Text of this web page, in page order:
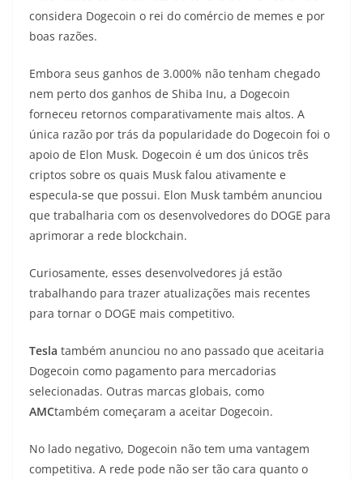
considera Dogecoin o rei do comércio de memes e por
boas razões.
Embora seus ganhos de 3.000% não tenham chegado
nem perto dos ganhos de Shiba Inu, a Dogecoin
forneceu retornos comparativamente mais altos. A
única razão por trás da popularidade do Dogecoin foi o
apoio de Elon Musk. Dogecoin é um dos únicos três
criptos sobre os quais Musk falou ativamente e
especula-se que possui. Elon Musk também anunciou
que trabalharia com os desenvolvedores do DOGE para
aprimorar a rede blockchain.
Curiosamente, esses desenvolvedores já estão
trabalhando para trazer atualizações mais recentes
para tornar o DOGE mais competitivo.
Tesla também anunciou no ano passado que aceitaria
Dogecoin como pagamento para mercadorias
selecionadas. Outras marcas globais, como
AMCtambém começaram a aceitar Dogecoin.
No lado negativo, Dogecoin não tem uma vantagem
competitiva. A rede pode não ser tão cara quanto o